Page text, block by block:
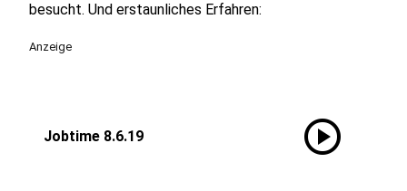
besucht. Und erstaunliches Erfahren:
Anzeige
Jobtime 8.6.19 play_circle